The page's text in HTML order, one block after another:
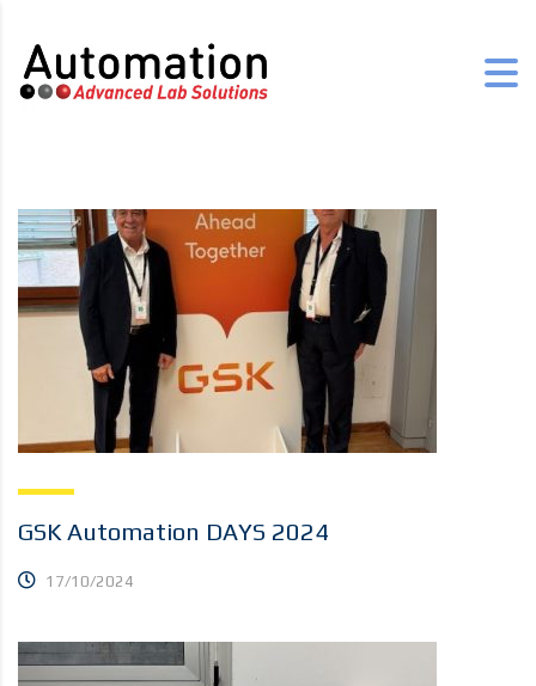
GSK Automation DAYS 2024
17/10/2024